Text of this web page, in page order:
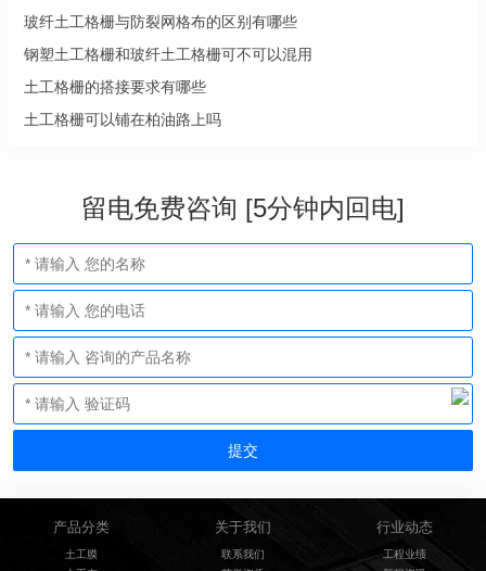
玻纤土工格栅与防裂网格布的区别有哪些
钢塑土工格栅和玻纤土工格栅可不可以混用
土工格栅的搭接要求有哪些
土工格栅可以铺在柏油路上吗
留电免费咨询 [5分钟内回电]
产品分类
土工膜
关于我们
联系我们
行业动态
工程业绩